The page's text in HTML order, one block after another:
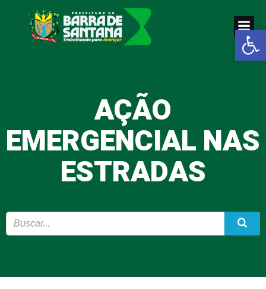
Abrir
Pular
para
o
conteúdo
AÇÃO
EMERGENCIAL NAS
ESTRADAS